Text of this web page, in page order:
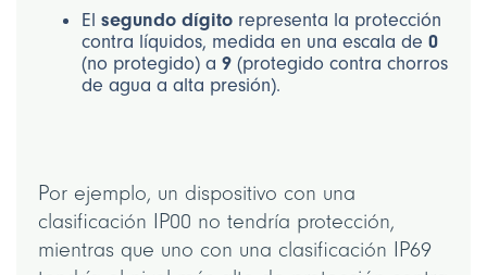
El segundo dígito representa la protección
contra líquidos, medida en una escala de 0
(no protegido) a 9 (protegido contra chorros
de agua a alta presión).
Por ejemplo, un dispositivo con una
clasificación IP00 no tendría protección,
mientras que uno con una clasificación IP69